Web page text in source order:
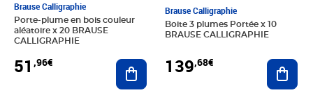
Brause Calligraphie
Porte-plume en bois couleur
aléatoire x 20 BRAUSE
CALLIGRAPHIE
51 ,96€ Ajouter au panier
Brause Calligraphie
Boite 3 plumes Portée x 10
BRAUSE CALLIGRAPHIE
139,68€